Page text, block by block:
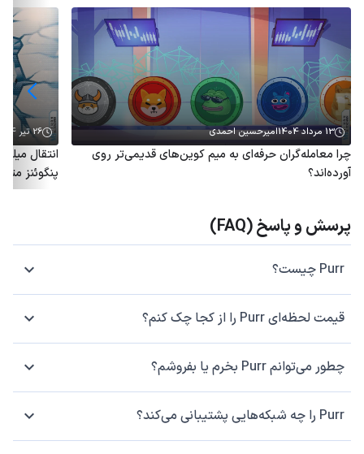
13 مرداد 1404 امیرحسین احمدی
چرا معامله‌گران حرفه‌ای به میم کوین‌های قدیمی‌تر روی
آورده‌اند؟
26 تیر 1404
پنگوئنز
پرسش و پاسخ (FAQ)
Purr چیست؟
قیمت لحظه‌ای Purr را از کجا چک کنم؟
چطور می‌توانم Purr بخرم یا بفروشم؟
Purr را چه شبکه‌هایی پشتیبانی می‌کند؟